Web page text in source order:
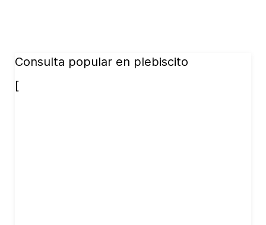
Consulta popular en plebiscito
[